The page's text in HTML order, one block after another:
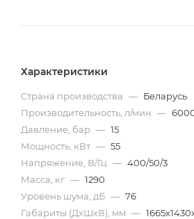
Характеристики
Страна производства — Беларусь
Производительность, л/мин —
Давление, бар — 15
Мощность, кВт — 55
Напряжение, В/Гц — 400/50/3
Масса, кг — 1290
Уровень шума, дБ — 76
Габариты (ДхШхВ), мм —